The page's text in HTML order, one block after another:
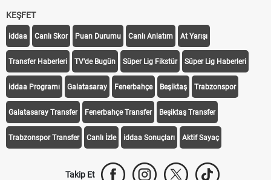
KEŞFET
iddaa Canlı Skor Puan Durumu Canlı Anlatım At Yarışı
Transfer Haberleri TV'de Bugün Süper Lig Fikstür Süper Lig Haberleri
iddaa Programı Galatasaray Fenerbahçe Beşiktaş Trabzonspor
Galatasaray Transfer Fenerbahçe Transfer Beşiktaş Transfer
Trabzonspor Transfer Canlı İzle iddaa Sonuçları Aktif Sayaç
Takip Et